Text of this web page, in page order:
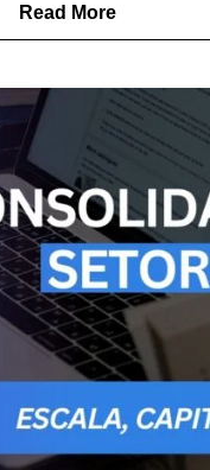
Read More